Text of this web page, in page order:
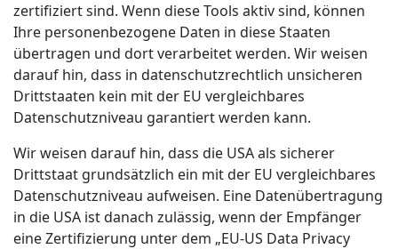
zertifiziert sind. Wenn diese Tools aktiv sind, können
Ihre personenbezogene Daten in diese Staaten
übertragen und dort verarbeitet werden. Wir weisen
darauf hin, dass in datenschutzrechtlich unsicheren
Drittstaaten kein mit der EU vergleichbares
Datenschutzniveau garantiert werden kann.
Wir weisen darauf hin, dass die USA als sicherer
Drittstaat grundsätzlich ein mit der EU vergleichbares
Datenschutzniveau aufweisen. Eine Datenübertragung
in die USA ist danach zulässig, wenn der Empfänger
eine Zertifizierung unter dem „EU-US Data Privacy